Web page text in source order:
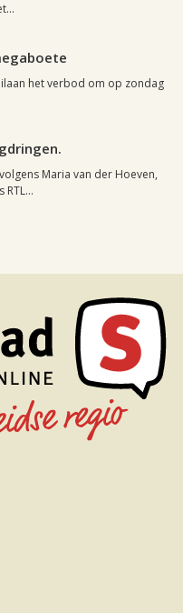
het verbod om op zondag
Maria van der Hoeven,